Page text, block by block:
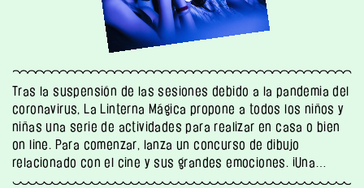
Tras la suspensión de las sesiones debido a la pandemia del
coronavirus, La Linterna Mágica propone a todos los niños y
niñas una serie de actividades para realizar en casa o bien
on line. Para comenzar, lanza un concurso de dibujo
relacionado con el cine y sus grandes emociones. ¡Una…